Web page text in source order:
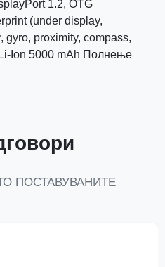
1.2, OTG
(under display,
gyro, proximity, compass,
Ion 5000 mAh Полнење
ПОСТАВУВАНИТЕ